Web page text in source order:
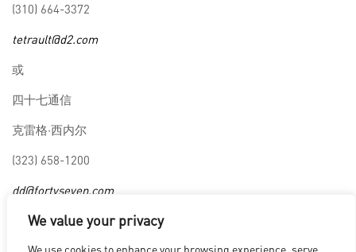
We value your privacy
We use cookies to enhance your browsing experience, serve
(310) 664-3372
tetrault@d2.com
或
四十七通信
克雷格·西内尔
(323) 658-1200
dd@fortyseven.com